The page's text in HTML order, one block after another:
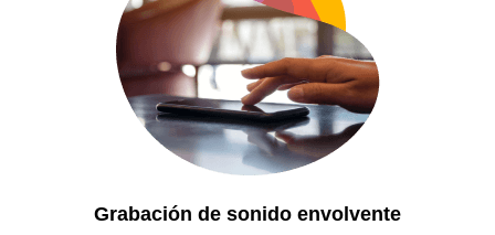
Grabación de sonido envolvente